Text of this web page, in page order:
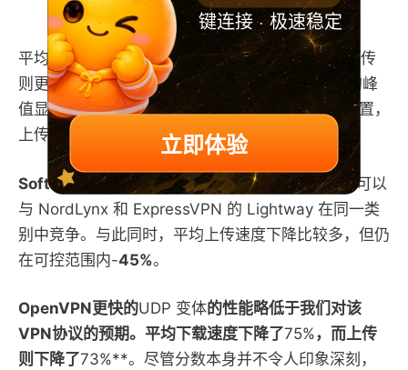
OpenVPN (TCP)：50/49
平均而言，IKEv2 的下载速度下降仅为 44% ，而上传
则更加困难下降了84% 。值得注意的是，立陶宛的峰
值显着提高了上传平均值。如果我选择更偏远的位置，
上传速度会受到很大影响。
SoftEther 的平均下载速度仅下降了 27% ，因此它可以
与 NordLynx 和 ExpressVPN 的 Lightway 在同一类
别中竞争。与此同时，平均上传速度下降比较多，但仍
在可控范围内-45%。
OpenVPN更快的UDP 变体的性能略低于我们对该
VPN协议的预期。平均下载速度下降了75% ，而上传
则下降了73%**。尽管分数本身并不令人印象深刻，
键连接 · 极速稳定
立即体验